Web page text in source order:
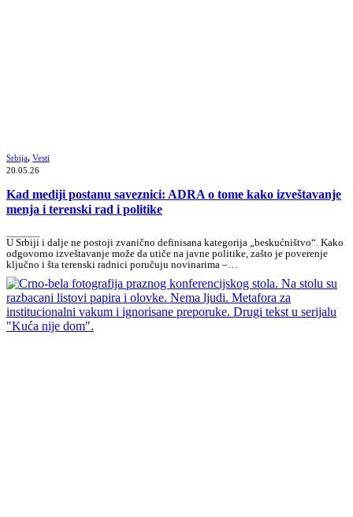
Srbija, Vesti
20.05.26
Kad mediji postanu saveznici: ADRA o tome kako izveštavanje
menja i terenski rad i politike
U Srbiji i dalje ne postoji zvanično definisana kategorija „beskućništvo“. Kako
odgovorno izveštavanje može da utiče na javne politike, zašto je poverenje
ključno i šta terenski radnici poručuju novinarima –…